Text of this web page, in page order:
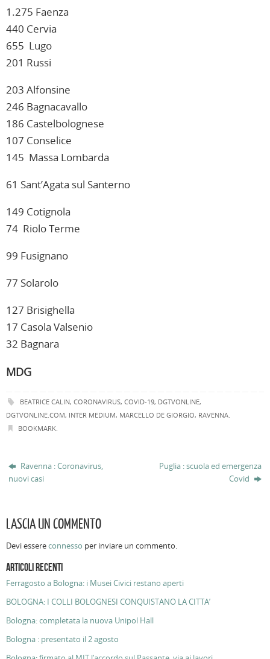
1.275 Faenza
440 Cervia
655 Lugo
201 Russi
203 Alfonsine
246 Bagnacavallo
186 Castelbolognese
107 Conselice
145 Massa Lombarda
61 Sant’Agata sul Santerno
149 Cotignola
74 Riolo Terme
99 Fusignano
77 Solarolo
127 Brisighella
17 Casola Valsenio
32 Bagnara
MDG
BEATRICE CALIN, CORONAVIRUS, COVID-19, DGTVONLINE,
DGTVONLINE.COM, INTER MEDIUM, MARCELLO DE GIORGIO, RAVENNA
BOOKMARK.
Ravenna : Coronavirus,
nuovi casi
Puglia : scuola ed emergenza
Covid
LASCIA UN COMMENTO
Devi essereconnesso per inviare un commento.
ARTICOLI RECENTI
Ferragosto a Bologna: i Musei Civici restano aperti
BOLOGNA: I COLLI BOLOGNESI CONQUISTANO LA CITTA’
Bologna: completata la nuova Unipol Hall
Bologna : presentato il 2 agosto